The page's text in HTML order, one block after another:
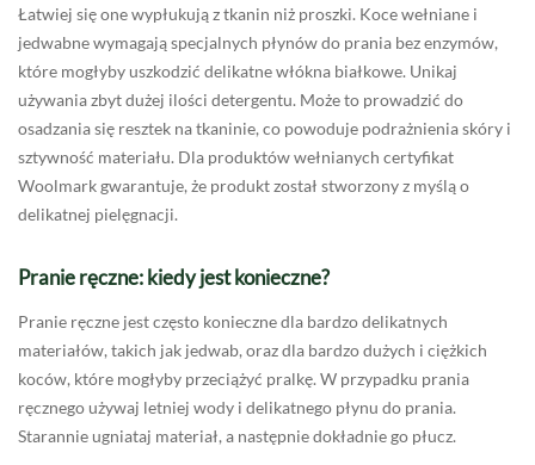
Łatwiej się one wypłukują z tkanin niż proszki. Koce wełniane i
jedwabne wymagają specjalnych płynów do prania bez enzymów,
które mogłyby uszkodzić delikatne włókna białkowe. Unikaj
używania zbyt dużej ilości detergentu. Może to prowadzić do
osadzania się resztek na tkaninie, co powoduje podrażnienia skóry i
sztywność materiału. Dla produktów wełnianych certyfikat
Woolmark gwarantuje, że produkt został stworzony z myślą o
delikatnej pielęgnacji.
Pranie ręczne: kiedy jest konieczne?
Pranie ręczne jest często konieczne dla bardzo delikatnych
materiałów, takich jak jedwab, oraz dla bardzo dużych i ciężkich
koców, które mogłyby przeciążyć pralkę. W przypadku prania
ręcznego używaj letniej wody i delikatnego płynu do prania.
Starannie ugniataj materiał, a następnie dokładnie go płucz.